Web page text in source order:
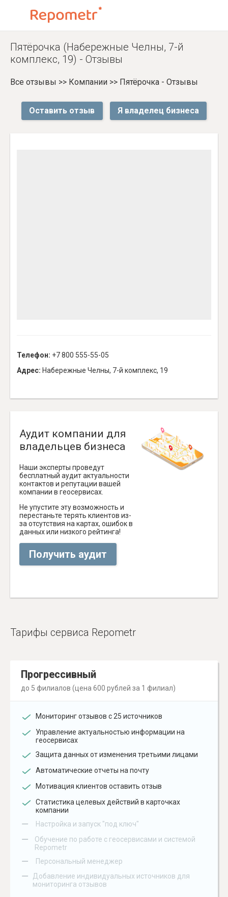
Пятёрочка (Набережные Челны, 7-й
комплекс, 19) - Отзывы
Все отзывы >> Компании >> Пятёрочка - Отзывы
Оставить отзыв Я владелец бизнеса
Телефон: +7 800 555-55-05
Адрес: Набережные Челны, 7-й комплекс, 19
Аудит компании для
владельцев бизнеса
Наши эксперты проведут
бесплатный аудит актуальности
контактов и репутации вашей
компании в геосервисах.
Не упустите эту возможность и
перестаньте терять клиентов из-
за отсутствия на картах, ошибок в
данных или низкого рейтинга!
Получить аудит
Тарифы сервиса Repometr
Прогрессивный
до 5 филиалов (цена 600 рублей за 1 филиал)
Мониторинг отзывов с 25 источников
Управление актуальностью информации на
геосервисах
Защита данных от изменения третьими лицами
Автоматические отчеты на почту
Мотивация клиентов оставить отзыв
Статистика целевых действий в карточках
компании
– Настройка и запуск "под ключ"
–
Обучение по работе с геосервисами и системой
Repometr
– Персональный менеджер
–
Добавление индивидуальных источников для
мониторинга отзывов